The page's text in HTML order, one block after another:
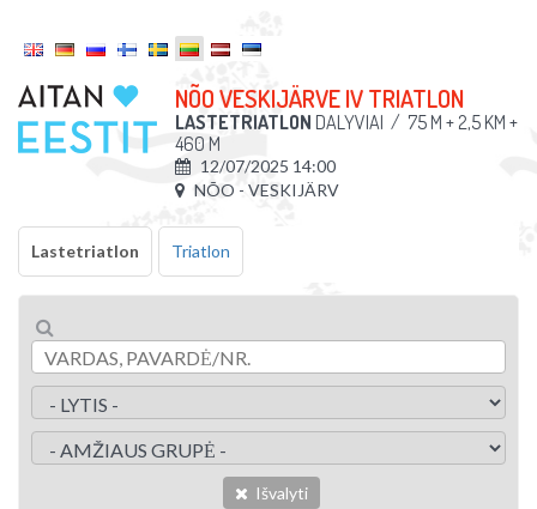
NÕO VESKIJÄRVE IV TRIATLON
LASTETRIATLON DALYVIAI / 75 M + 2,5 KM +
460 M
12/07/2025 14:00
NÕO - VESKIJÄRV
Lastetriatlon Triatlon
Išvalyti